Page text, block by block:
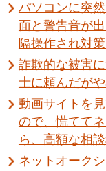
パソコンに突
面と警告音が
隔操作され対
詐欺的な被害
士に頼んだが
動画サイトを
ので、慌てて
ら、高額な相
ネットオーク